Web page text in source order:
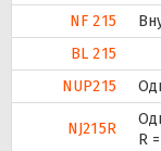
NF 215
BL 215
NUP215
NJ215R
R